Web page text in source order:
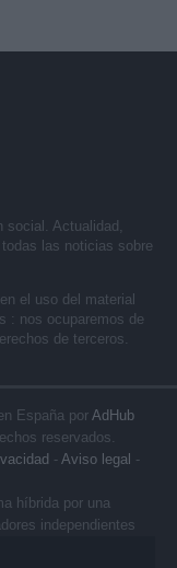
Actualidad,
las noticias sobre
el uso del material
: nos ocuparemos de
de terceros.
España por AdHub
reservados.
- Aviso legal -
híbrida por una
independientes